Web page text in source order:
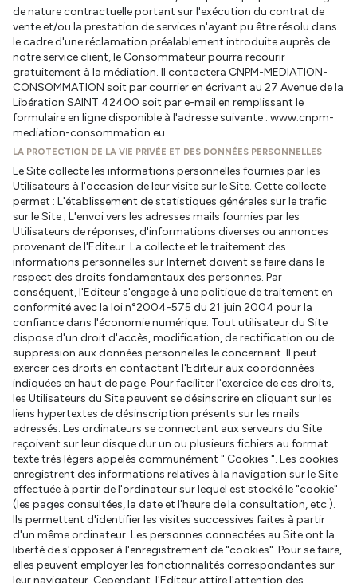
de nature contractuelle portant sur l'exécution du contrat de
vente et/ou la prestation de services n'ayant pu être résolu dans
le cadre d'une réclamation préalablement introduite auprès de
notre service client, le Consommateur pourra recourir
gratuitement à la médiation. Il contactera CNPM-MEDIATION-
CONSOMMATION soit par courrier en écrivant au 27 Avenue de la
Libération SAINT 42400 soit par e-mail en remplissant le
formulaire en ligne disponible à l'adresse suivante : www.cnpm-
mediation-consommation.eu.
LA PROTECTION DE LA VIE PRIVÉE ET DES DONNÉES PERSONNELLES
Le Site collecte les informations personnelles fournies par les
Utilisateurs à l'occasion de leur visite sur le Site. Cette collecte
permet : L'établissement de statistiques générales sur le trafic
sur le Site ; L'envoi vers les adresses mails fournies par les
Utilisateurs de réponses, d'informations diverses ou annonces
provenant de l'Editeur. La collecte et le traitement des
informations personnelles sur Internet doivent se faire dans le
respect des droits fondamentaux des personnes. Par
conséquent, l'Editeur s'engage à une politique de traitement en
conformité avec la loi n°2004-575 du 21 juin 2004 pour la
confiance dans l'économie numérique. Tout utilisateur du Site
dispose d'un droit d'accès, modification, de rectification ou de
suppression aux données personnelles le concernant. Il peut
exercer ces droits en contactant l'Editeur aux coordonnées
indiquées en haut de page. Pour faciliter l'exercice de ces droits,
les Utilisateurs du Site peuvent se désinscrire en cliquant sur les
liens hypertextes de désinscription présents sur les mails
adressés. Les ordinateurs se connectant aux serveurs du Site
reçoivent sur leur disque dur un ou plusieurs fichiers au format
texte très légers appelés communément " Cookies ". Les cookies
enregistrent des informations relatives à la navigation sur le Site
effectuée à partir de l'ordinateur sur lequel est stocké le "cookie"
(les pages consultées, la date et l'heure de la consultation, etc.).
Ils permettent d'identifier les visites successives faites à partir
d'un même ordinateur. Les personnes connectées au Site ont la
liberté de s'opposer à l'enregistrement de "cookies". Pour se faire,
elles peuvent employer les fonctionnalités correspondantes sur